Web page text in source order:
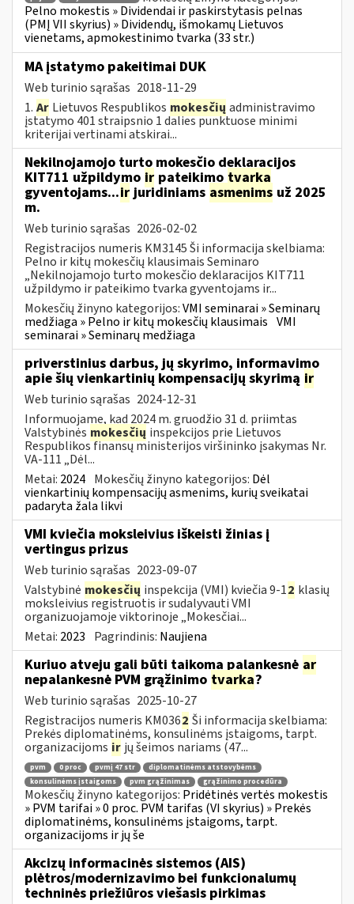
Pelno mokestis » Dividendai ir paskirstytasis pelnas
(PMĮ VII skyrius) » Dividendų, išmokamų Lietuvos
vienetams, apmokestinimo tvarka (33 str.)
MA įstatymo pakeitimai DUK
Web turinio sąrašas 2018-11-29
1. Ar Lietuvos Respublikos mokesčių administravimo
įstatymo 401 straipsnio 1 dalies punktuose minimi
kriterijai vertinami atskirai...
Nekilnojamojo turto mokesčio deklaracijos
KIT711 užpildymo ir pateikimo tvarka
gyventojams...irjuridiniams asmenims už 2025
m.
Web turinio sąrašas 2026-02-02
Registracijos numeris KM3145 Ši informacija skelbiama:
Pelno ir kitų mokesčių klausimais Seminaro
„Nekilnojamojo turto mokesčio deklaracijos KIT711
užpildymo ir pateikimo tvarka gyventojams ir...
Mokesčių žinyno kategorijos:VMI seminarai » Seminarų
medžiaga » Pelno ir kitų mokesčių klausimais VMI
seminarai » Seminarų medžiaga
priverstinius darbus, jų skyrimo, informavimo
apie šių vienkartinių kompensacijų skyrimą ir
Web turinio sąrašas 2024-12-31
Informuojame, kad 2024 m. gruodžio 31 d. priimtas
Valstybinės mokesčių inspekcijos prie Lietuvos
Respublikos finansų ministerijos viršininko įsakymas Nr.
VA-111 „Dėl...
Metai: 2024 Mokesčių žinyno kategorijos: Dėl
vienkartinių kompensacijų asmenims, kurių sveikatai
padaryta žala likvi
VMI kviečia moksleivius iškeisti žinias į
vertingus prizus
Web turinio sąrašas 2023-09-07
Valstybinė mokesčių inspekcija (VMI) kviečia 9-12 klasių
moksleivius registruotis ir sudalyvauti VMI
organizuojamoje viktorinoje „Mokesčiai...
Metai: 2023 Pagrindinis: Naujiena
Kuriuo atveju gali būti taikoma palankesnė ar
nepalankesnė PVM grąžinimo tvarka?
Web turinio sąrašas 2025-10-27
Registracijos numeris KM0362 Ši informacija skelbiama:
Prekės diplomatinėms, konsulinėms įstaigoms, tarpt.
organizacijoms ir jų šeimos nariams (47...
pvm 0 proc pvmį 47 str
diplomatinėms atstovybėms
konsulinėms įstaigoms
pvm grąžinimas grąžinimo procedūra
Mokesčių žinyno kategorijos: Pridėtinės vertės mokestis
» PVM tarifai » 0 proc. PVM tarifas (VI skyrius) » Prekės
diplomatinėms, konsulinėms įstaigoms, tarpt.
organizacijoms ir jų še
Akcizų informacinės sistemos (AIS)
plėtros/modernizavimo bei funkcionalumų
techninės priežiūros viešasis pirkimas